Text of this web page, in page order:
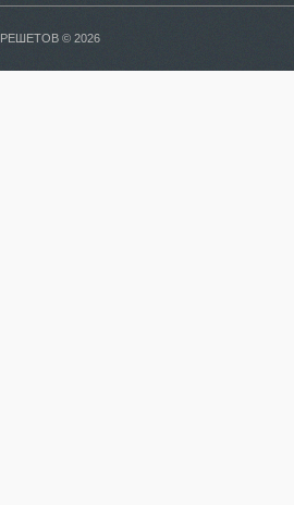
РЕШЕТОВ © 2026